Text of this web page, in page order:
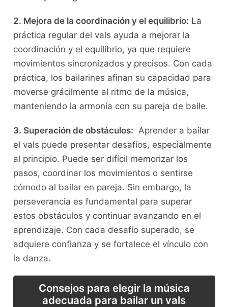
2. Mejora de⁤ la ​coordinación‍ y ‍el equilibrio: La
práctica‍ regular del vals ayuda a ‍mejorar la
coordinación y el ‌equilibrio, ya que requiere
movimientos sincronizados y precisos. Con cada
práctica, los bailarines afinan su capacidad para
⁤moverse grácilmente al ritmo de la música,
manteniendo la armonía con su pareja ‍de baile.
3. Superación de obstáculos: ​ Aprender a bailar
el vals⁣ puede presentar desafíos, especialmente
al principio. Puede ser difícil memorizar los
‍pasos, coordinar los‌ movimientos o sentirse
cómodo‌ al⁢ bailar en pareja. Sin embargo, la
perseverancia ​es fundamental para superar
estos obstáculos y continuar avanzando en el
aprendizaje. Con cada desafío superado, ⁢se
adquiere ⁢confianza y ‍se fortalece el⁢ vínculo con
⁢la danza.
Consejos para ⁤elegir la música
adecuada para​ bailar un vals